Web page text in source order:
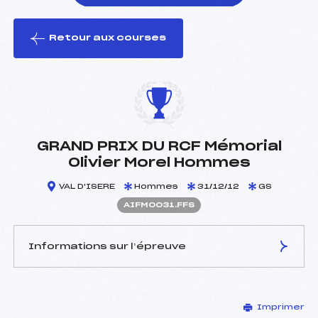
le ski
Retour aux courses
GRAND PRIX DU RCF Mémorial
Olivier Morel Hommes
VAL D'ISERE Hommes 31/12/12 GS
AIFM0031.FFS
Informations sur l’épreuve
CHILTON MATTHIEU (IF)
Imprimer